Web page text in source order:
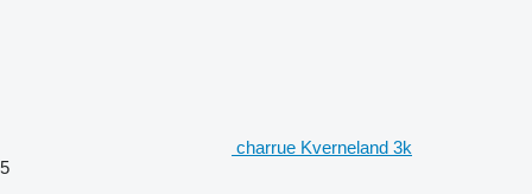
charrue Kverneland 3k
5